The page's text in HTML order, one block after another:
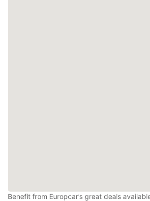
Benefit from Europcar’s great deals